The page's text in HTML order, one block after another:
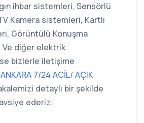
ihbar sistemleri, Sensörlü
Kamera sistemleri, Kartlı
Görüntülü Konuşma
diğer elektrik
ise bizlerle iletişime
ANKARA 7/24 ACİL/ AÇIK
detaylı bir şekilde
ederiz.